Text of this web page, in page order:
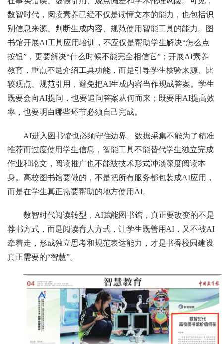
数智时代，阅读素养已经不仅是读懂文本的能力，也包括识
别信息来源、判断生成内容、规范使用智能工具的能力。图
书馆开展AI工具应用培训，不应仅是帮助学生解决“怎么点
按钮”，更要解决“什么时候不能完全相信它”；开展AI素养
教育，重点不是介绍工具功能，而是引导学生核验来源、比
较观点、规范引用，避免把AI生成内容当作现成答案。学生
既要会向AI提问，也要追问答案从何而来；既要用AI提高效
率，也要明白哪些环节必须自己完成。
AI进入图书馆也必须守住边界。数据采集不能为了精准
推荐而过度使用学生信息，智能工具不能替代学生独立完成
作业和论文，阅读推广也不能被技术形式冲淡深度阅读本
身。高校图书馆要做的，不是把所有服务都包装成AI应用，
而是在学生真正需要帮助的地方使用AI。
数智时代阅读转型，AI赋能图书馆，真正要改变的不是
荐书方式，而是阅读育人方式，让学生既善用AI，又不被AI
牵着走，形成独立思考和规范表达能力，才是书香校园建设
真正需要的“智慧”。